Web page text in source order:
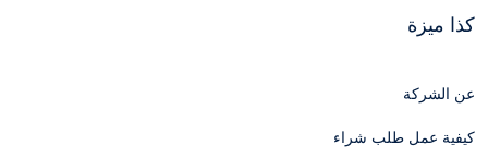
كذا ميزة
عن الشركة
كيفية عمل طلب شراء